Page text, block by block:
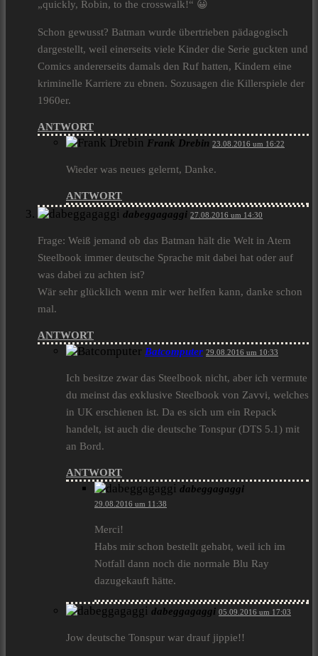
„quickly, Robin, to the crosswalk!“ 😀
Schon gewusst? Batman wurde übertrieben pädagogisch
dargestellt, weil einerseits viele Kinder die Serie guckten und
Comics andererseits damals den Ruf hatten, Kindern eine
kriminelle Karriere zu ebnen. Sozusagen die Killerspiele der
1960er.
ANTWORT
Frank Drebin 23.08.2016 um 16:22
Wieder was neues gelernt, Danke.
ANTWORT
dabeggagaggi 27.08.2016 um 14:30
Frage: Weiß jemand ob das Batman hält die Welt in Atem
Steelbook immer deutsche Sprache mit dabei hat oder auf
was dabei zu achten ist?
Wär sehr glücklich wenn mir wer helfen kann, danke schon
mal.
ANTWORT
Batcomputer 29.08.2016 um 10:33
Ich besitze zwar das Steelbook nicht, aber ich vermute
du meinst das exklusive Steelbook von Zavvi, welches
in UK erschienen ist. Da es sich um ein Repack
handelt, ist auch die deutsche Tonspur (DTS 5.1) mit
an Bord.
ANTWORT
dabeggagaggi
29.08.2016 um 11:38
Merci!
Habs mir schon bestellt gehabt, weil ich im
Notfall dann noch die normale Blu Ray
dazugekauft hätte.
dabeggagaggi 05.09.2016 um 17:03
Jow deutsche Tonspur war drauf jippie!!